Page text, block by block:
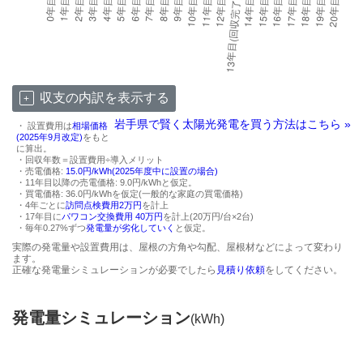
収支の内訳を表示する
岩手県で賢く太陽光発電を買う方法はこちら »
・ 設置費用は相場価格
(2025年9月改定)をもと
に算出。
・回収年数＝設置費用÷導入メリット
・売電価格: 15.0円/kWh(2025年度中に設置の場合)
・11年目以降の売電価格: 9.0円/kWhと仮定。
・買電価格: 36.0円/kWhを仮定(一般的な家庭の買電価格)
・4年ごとに訪問点検費用2万円を計上
・17年目にパワコン交換費用 40万円を計上(20万円/台×2台)
・毎年0.27%ずつ発電量が劣化していく と仮定。
実際の発電量や設置費用は、屋根の方角や勾配、屋根材などによって変わり
ます。
正確な発電量シミュレーションが必要でしたら 見積り依頼をしてください。
発電量シミュレーション(kWh)